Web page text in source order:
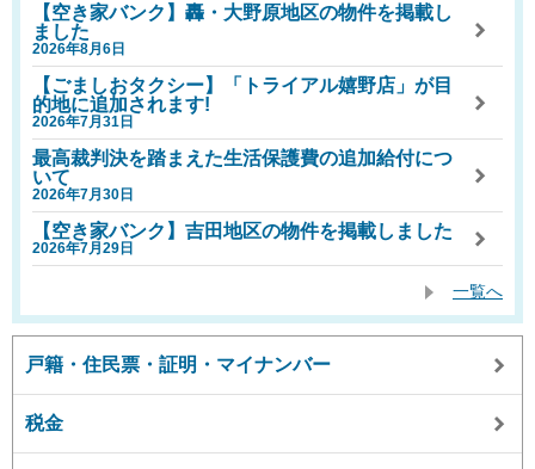
【空き家バンク】轟・大野原地区の物件を掲載し
ました
2026年8月6日
【ごましおタクシー】「トライアル嬉野店」が目
的地に追加されます!
2026年7月31日
最高裁判決を踏まえた生活保護費の追加給付につ
いて
2026年7月30日
【空き家バンク】吉田地区の物件を掲載しました
2026年7月29日
一覧へ
戸籍・住民票・証明・マイナンバー
税金